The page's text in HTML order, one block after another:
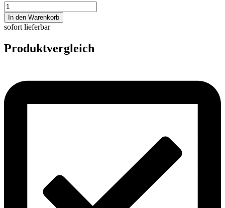
Pecunia
B6
Menge
In den Warenkorb
sofort lieferbar
Produktvergleich